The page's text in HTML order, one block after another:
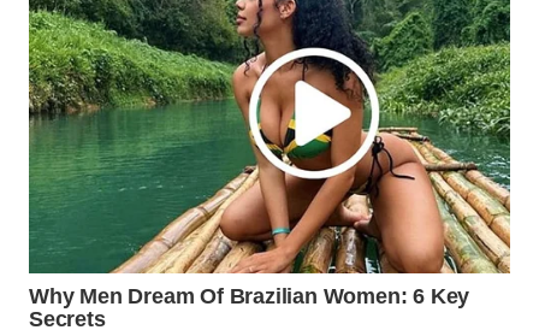
NIAS
WN
LANGKAT
WN
TAPANULI
SELATAN
WN
TANJUNG